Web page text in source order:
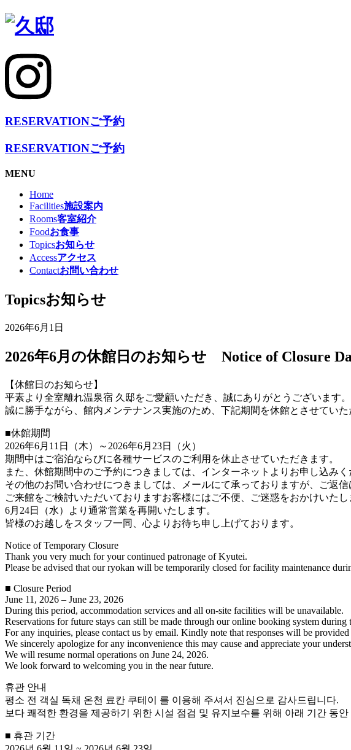
RESERVATIONご予約
RESERVATIONご予約
MENU
Home
Facilities施設案内
Rooms客室紹介
Foodお食事
Topicsお知らせ
Accessアクセス
Contactお問い合わせ
Topicsお知らせ
2026年6月1日
2026年6月の休館日のお知らせ Notice of Closure
【休館日のお知らせ】
平素より全室離れ温泉宿 久邸をご愛顧いただき、誠にありがとうございます。
誠に勝手ながら、館内メンテナンス実施のため、下記期間を休館とさせていた
■休館期間
2026年6月11日（木）～2026年6月23日（火）
期間中はご宿泊ならびに各種サービスのご利用を休止させていただきます。
また、休館期間中のご予約につきましては、インターネットよりお申し込みく
その他のお問い合わせにつきましては、メールにて承っておりますが、ご返
ご来館をご検討いただいておりますお客様にはご不便、ご迷惑をおかけいた
6月24日（水）より通常営業を再開いたします。
皆様のお越しをスタッフ一同、心よりお待ち申し上げております。
Notice of Temporary Closure
Thank you very much for your continued patronage of Kyutei.
Please be advised that our ryokan will be temporarily closed for facility maintenance
■ Closure Period
June 11, 2026 – June 23, 2026
During this period, accommodation services and all on-site facilities will be unavailable.
Reservations for future stays can still be made through our online booking system during
For any inquiries, please contact us by email. Kindly note that responses will be
We sincerely apologize for any inconvenience this may cause and appreciate your
We will resume normal operations on June 24, 2026.
We look forward to welcoming you in the near future.
휴관 안내
평소 전 객실 독채 온천 료칸 쿠테이 를 이용해 주셔서 진심으로 감사드립니다.
보다 쾌적한 환경을 제공하기 위한 시설 점검 및 유지보수를 위해 아래 기간 동
■ 휴관 기간